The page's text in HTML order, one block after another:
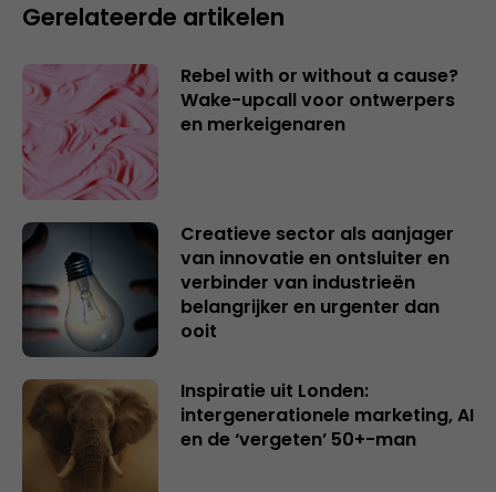
Gerelateerde artikelen
Rebel with or without a cause?
Wake-upcall voor ontwerpers
en merkeigenaren
Creatieve sector als aanjager
van innovatie en ontsluiter en
verbinder van industrieën
belangrijker en urgenter dan
ooit
Inspiratie uit Londen:
intergenerationele marketing, AI
en de ‘vergeten’ 50+-man